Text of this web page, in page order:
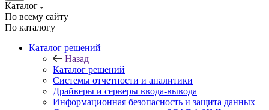
Каталог
По всему сайту
По каталогу
Каталог решений
Назад
Каталог решений
Системы отчетности и аналитики
Драйверы и серверы ввода-вывода
Информационная безопасность и защита данных